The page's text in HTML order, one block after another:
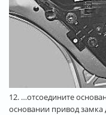
12. …отсоедините
основании привод замка